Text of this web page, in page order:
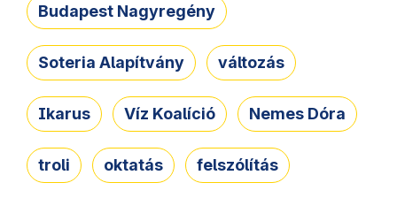
Budapest Nagyregény
Soteria Alapítvány változás
Ikarus Víz Koalíció Nemes Dóra
troli oktatás felszólítás